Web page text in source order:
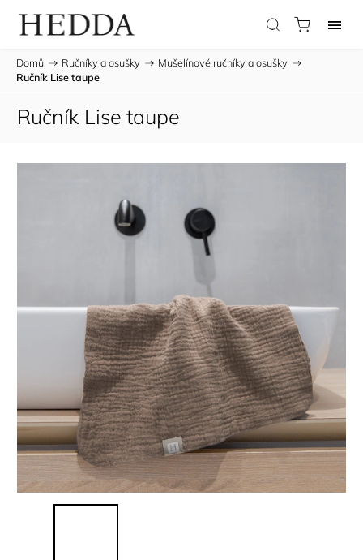
Domů / Ručníky a osušky / Mušelínové ručníky a osušky /
Ručník Lise taupe
Ručník Lise taupe